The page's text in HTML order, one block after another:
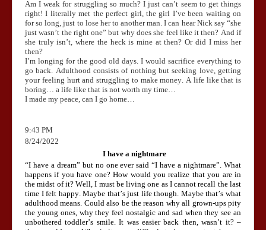
Am I weak for struggling so much? I just can’t seem to get things
right! I literally met the perfect girl, the girl I’ve been waiting on
for so long, just to lose her to another man. I can hear Nick say “she
just wasn’t the right one” but why does she feel like it then? And if
she truly isn’t, where the heck is mine at then? Or did I miss her
then?
I’m longing for the good old days. I would sacrifice everything to
go back. Adulthood consists of nothing but seeking love, getting
your feeling hurt and struggling to make money. A life like that is
boring… a life like that is not worth my time…
I made my peace, can I go home…
9:43 PM
8/24/2022
I have a nightmare
“I have a dream” but no one ever said “I have a nightmare”. What
happens if you have one? How would you realize that you are in
the midst of it? Well, I must be living one as I cannot recall the last
time I felt happy. Maybe that’s just life though. Maybe that’s what
adulthood means. Could also be the reason why all grown-ups pity
the young ones, why they feel nostalgic and sad when they see an
unbothered toddler’s smile. It was easier back then, wasn’t it? –